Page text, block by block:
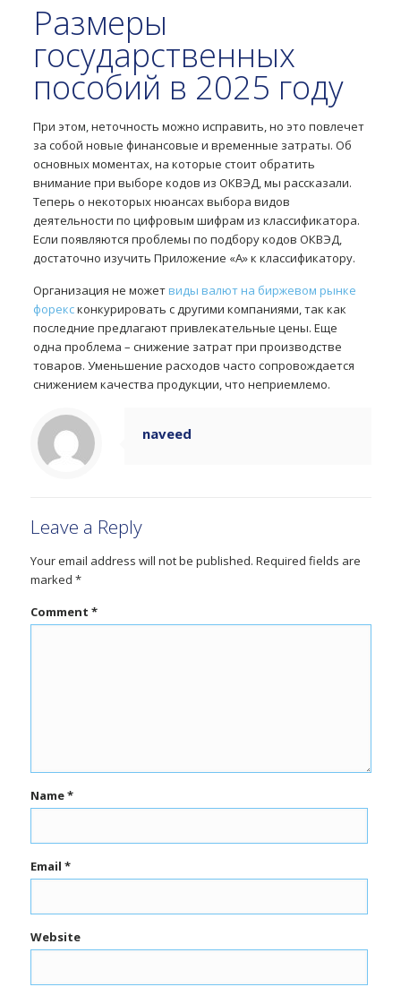
Размеры
государственных
пособий в 2025 году
При этом, неточность можно исправить, но это повлечет
за собой новые финансовые и временные затраты. Об
основных моментах, на которые стоит обратить
внимание при выборе кодов из ОКВЭД, мы рассказали.
Теперь о некоторых нюансах выбора видов
деятельности по цифровым шифрам из классификатора.
Если появляются проблемы по подбору кодов ОКВЭД,
достаточно изучить Приложение «А» к классификатору.
Организация не можетвиды валют на биржевом рынке
форексконкурировать с другими компаниями, так как
последние предлагают привлекательные цены. Еще
одна проблема – снижение затрат при производстве
товаров. Уменьшение расходов часто сопровождается
снижением качества продукции, что неприемлемо.
naveed
Leave a Reply
Your email address will not be published. Required fields are
marked *
Comment *
Name*
Email *
Website